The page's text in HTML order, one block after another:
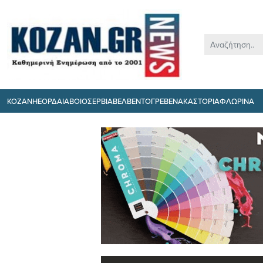
ΚΟΖΑΝΗΕΟΡΔΑΙΑΒΟΙΟΣΕΡΒΙΑΒΕΛΒΕΝΤΟΓΡΕΒΕΝΑΚΑΣΤΟΡΙΑΦΛΩΡΙΝΑ